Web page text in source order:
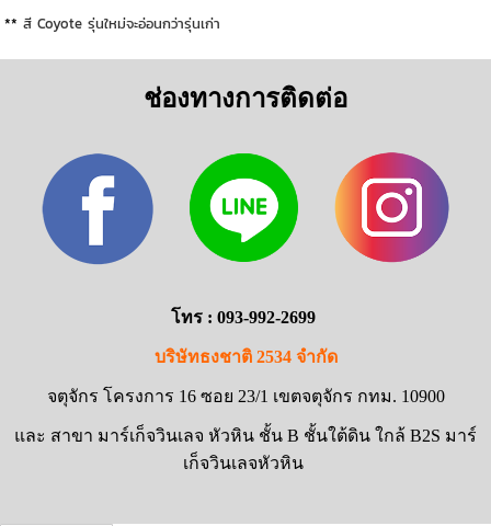
**สี Coyote รุ่นใหม่จะอ่อนกว่ารุ่นเก่า
ช่องทางการติดต่อ
โทร : 093-992-2699
บริษัทธงชาติ 2534 จำกัด
จตุจักร โครงการ 16 ซอย 23/1 เขตจตุจักร กทม. 10900
และ สาขา มาร์เก็จวินเลจ หัวหิน ชั้น B ชั้นใต้ดิน ใกล้ B2S มาร์
เก็จวินเลจหัวหิน